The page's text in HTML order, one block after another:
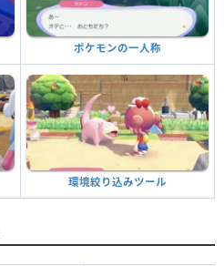
ポケモンの一人称
環境絞り込みツール